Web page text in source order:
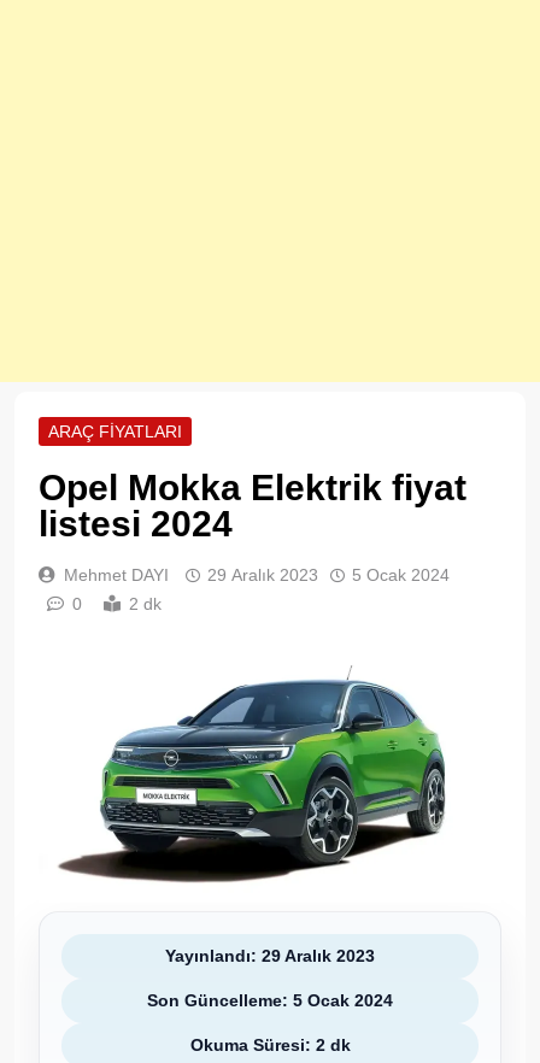
ARAÇ FIYATLARI
Opel Mokka Elektrik fiyat
listesi 2024
Mehmet DAYI 29 Aralık 2023
5 Ocak 2024
0
2 dk
Yayınlandı: 29 Aralık 2023
Son Güncelleme: 5 Ocak 2024
Okuma Süresi: 2 dk